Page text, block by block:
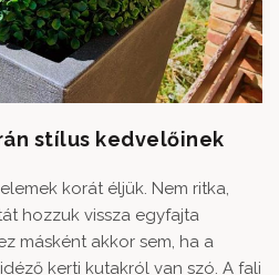
stílus kedvelőinek
korát éljük. Nem ritka,
hozzuk vissza egyfajta
másként akkor sem, ha a
kerti kutakról van szó. A fali